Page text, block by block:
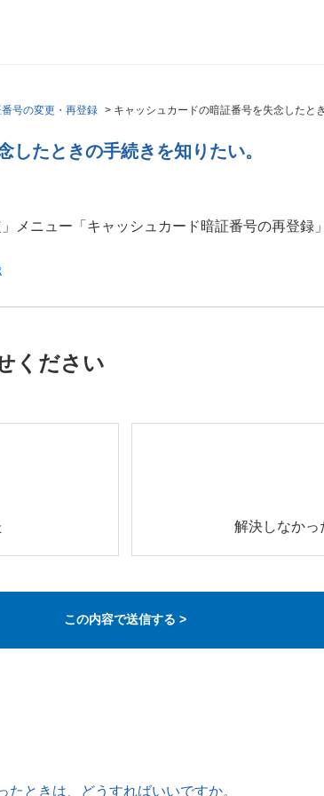
号の変更・再登録 > キャッシュカードの暗証番号を失念したと
したときの手続きを知りたい。
メニュー「キャッシュカード暗証番号の再登録
ください
解決しなかっ
ときは、どうすればいいですか。